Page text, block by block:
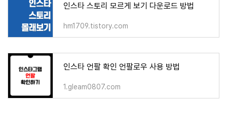
인스타 스토리 모르게 보기 다운로드 방법
hm1709.tistory.com
인스타 언팔 확인 언팔로우 사용 방법
1.gleam0807.com